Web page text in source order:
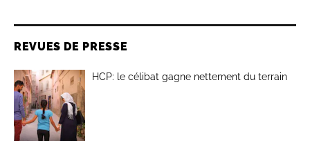
REVUES DE PRESSE
HCP: le célibat gagne nettement du terrain